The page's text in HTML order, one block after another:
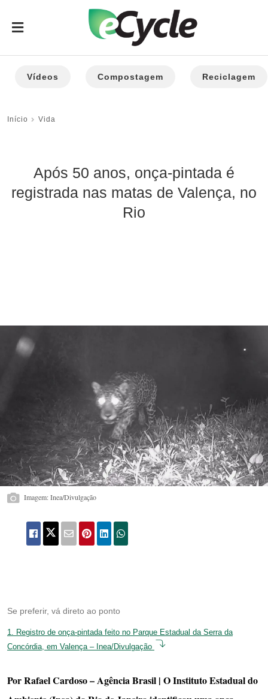
Vídeos Compostagem Reciclagem
Início Vida
Após 50 anos, onça-pintada é
registrada nas matas de Valença, no
Rio
Imagem: Inea/Divulgação
Se preferir, vá direto ao ponto
1. Registro de onça-pintada feito no Parque Estadual da Serra da
Concórdia, em Valença – Inea/Divulgação
Por Rafael Cardoso – Agência Brasil | O Instituto Estadual do